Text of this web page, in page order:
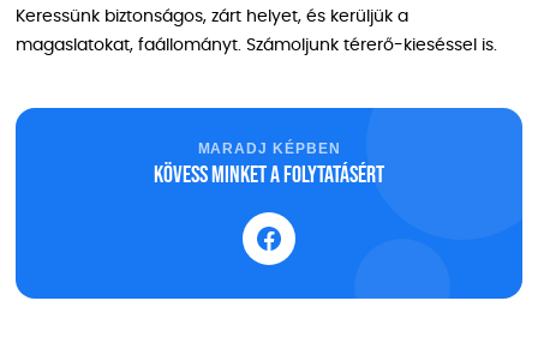
Keressünk biztonságos, zárt helyet, és kerüljük a
magaslatokat, faállományt. Számoljunk térerő-kieséssel is.
MARADJ KÉPBEN
Kövess minket a folytatásért